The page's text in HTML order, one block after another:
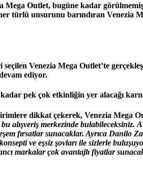
Mega Outlet, bugüne kadar
türlü unsurunu barındıran Venezia
Venezia Mega Outlet’te
ediyor.
pek çok etkinliğin yer alacağı
dikkat çekerek, Venezia Mega
alışveriş merkezinde bulabileceksiniz.
fırsatlar sunacaklar. Ayrıca Danilo
ve eşsiz şovları ile sizlerle
markalar çok avantajlı fiyatlar